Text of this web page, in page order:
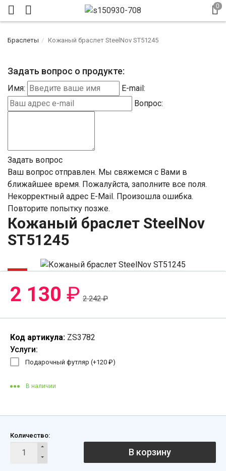
Браслеты Кожаный браслет SteelNov ST51245
Задать вопрос о продукте:
Имя:
E-mail:
Вопрос:
Задать вопрос
Ваш вопрос отправлен. Мы свяжемся с Вами в
ближайшее время. Пожалуйста, заполните все поля.
Некорректный адрес E-Mail. Произошла ошибка.
Повторите попытку позже.
Кожаный браслет SteelNov
ST51245
-5%
2 130 ₽ 2 242₽
Код артикула: ZS3782
Услуги:
Подарочный футляр (+120 ₽)
В наличии
Количество:
В корзину